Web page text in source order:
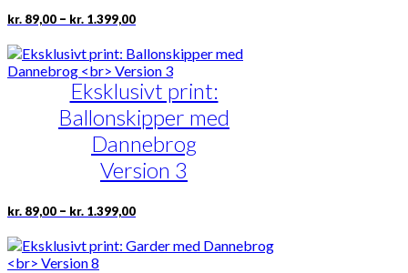
kr. 89,00 – kr. 1.399,00Prisinterval:
til
kr. 1.399,00
Dette
har
flere
varianter.
Mulighederne
kan
vælges
på
varesiden
Eksklusivt print:
Ballonskipper med
Dannebrog
Version 3
kr. 89,00 – kr. 1.399,00Prisinterval:
til
kr. 1.399,00
Dette
har